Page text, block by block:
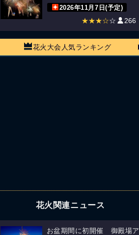
2026年11月7日(予定)
★★★☆☆ 266
花火大会人気ランキング
花火関連ニュース
お盆期間に初開催 御殿場ア